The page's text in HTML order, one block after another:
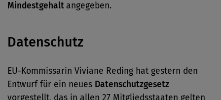
Mindestgehalt angegeben.
Datenschutz
EU-Kommissarin Viviane Reding hat gestern den
Entwurf für ein neues Datenschutzgesetz
vorgestellt, das in allen 27 Mitgliedsstaaten gelten